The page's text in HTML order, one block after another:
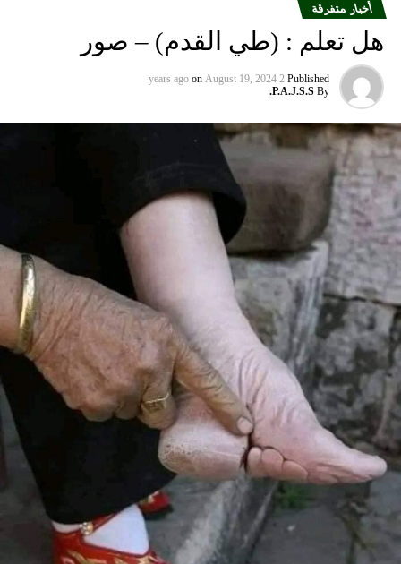
إنها صلاة بسيطة تطلب من رحمة اللّه أن تحل على نفسٍ معيّنة.
وتجدر الإشارة الى أن الصلاة لا تضمن الاهتداء لمن يردد هذه
الصلاة كالببغاء. فتماماً كأي صلاة، على المرء أن يتلوها بقلب
صادق. أي وبكلمات أخرى، قلب متقد بالإيمان بأن اللّه قادر على
احداث المعجزات.
وعلينا أن نتذكر ان اللّه هو من يحرك في نهاية المطاف القلوب
واننا وعلى الرغم من كلّ نوايانا الحسنة لا نقوى على ذلك فهذا
ملعب اللّه.
العودة الى الصفحة الرئيسية
RELATED TOPICS:
ماذا تدعونا وثيقة التفاهم ؟
أخبار متفرقة
هل تعلم : (طي القدم) – صور
Published
2 years ago
on August 19, 2024
By
P.A.J.S.S.